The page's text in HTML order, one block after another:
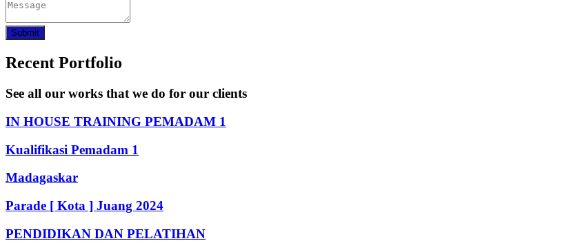
Submit
Recent Portfolio
See all our works that we do for our clients
IN HOUSE TRAINING PEMADAM 1
Kualifikasi Pemadam 1
Madagaskar
Parade [ Kota ] Juang 2024
PENDIDIKAN DAN PELATIHAN